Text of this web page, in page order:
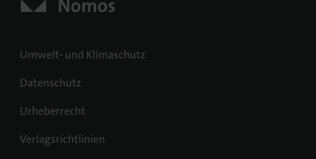
Umwelt- und Klimaschutz
Datenschutz
Urheberrecht
Verlagsrichtlinien